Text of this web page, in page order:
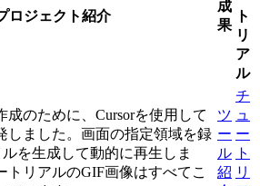
ロジェクト紹介
成
果
ト
リ
ア
ル
成のために、Cursorを使用して
しました。画面の指定領域を録
を生成して動的に再生しま
トリアルのGIF画像はすべてこ
ツ
ー
ル
紹
チ
ュ
ー
ト
リ